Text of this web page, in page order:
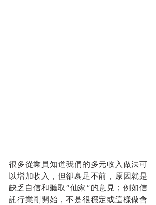
很多從業員知道我們的多元收入做法可
以增加收入，但卻裹足不前，原因就是
缺乏自信和聽取“仙家”的意見；例如信
託行業剛開始，不是很穩定或這樣做會